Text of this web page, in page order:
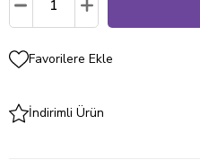
Favorilere Ekle
İndirimli Ürün